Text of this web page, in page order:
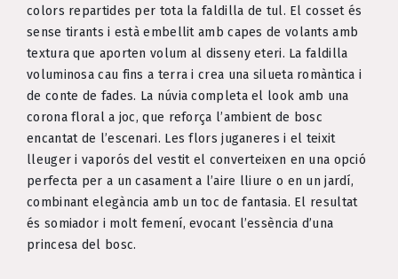
colors repartides per tota la faldilla de tul. El cosset és
sense tirants i està embellit amb capes de volants amb
textura que aporten volum al disseny eteri. La faldilla
voluminosa cau fins a terra i crea una silueta romàntica i
de conte de fades. La núvia completa el look amb una
corona floral a joc, que reforça l’ambient de bosc
encantat de l’escenari. Les flors juganeres i el teixit
lleuger i vaporós del vestit el converteixen en una opció
perfecta per a un casament a l’aire lliure o en un jardí,
combinant elegància amb un toc de fantasia. El resultat
és somiador i molt femení, evocant l’essència d’una
princesa del bosc.